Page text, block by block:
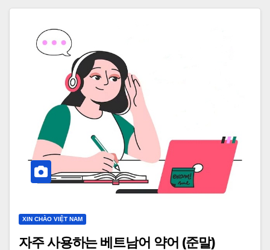
XIN CHÀO VIỆT NAM
자주 사용하는 베트남어 약어 (준말)